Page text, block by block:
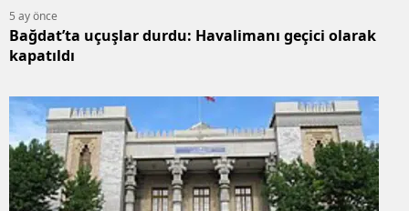
5 ay önce
Bağdat’ta uçuşlar durdu: Havalimanı geçici olarak
kapatıldı